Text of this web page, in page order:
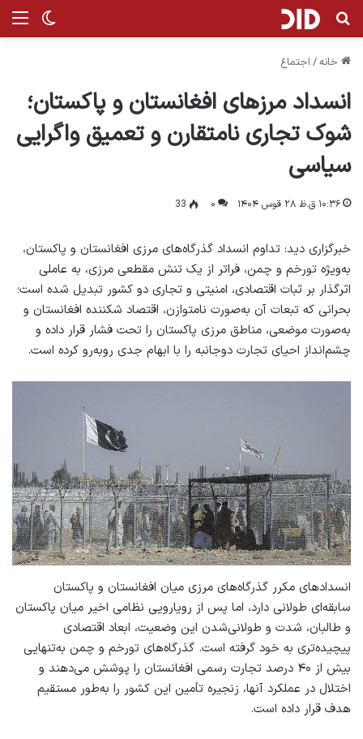
تغییر جستجو برای
خانه/ اجتماع
انسداد مرزهای افغانستان و پاکستان؛
شوک تجاری نامتقارن و تعمیق واگرایی
سیاسی
۱۰:۳۶ ق.ظ ۲۸ قوس ۱۴۰۴ ۰ 33
خبرگزاری دید: تداوم انسداد گذرگاه‌های مرزی افغانستان و پاکستان،
به‌ویژه تورخم و چمن، فراتر از یک تنش مقطعی مرزی، به عاملی
اثرگذار بر ثبات اقتصادی، امنیتی و تجاری دو کشور تبدیل شده است؛
بحرانی که تبعات آن به‌صورت نامتوازن، اقتصاد شکننده افغانستان و
به‌صورت موضعی، مناطق مرزی پاکستان را تحت فشار قرار داده و
چشم‌انداز احیای تجارت دوجانبه را با ابهام جدی روبه‌رو کرده است.
انسدادهای مکرر گذرگاه‌های مرزی میان افغانستان و پاکستان
سابقه‌ای طولانی دارد، اما پس از رویارویی نظامی اخیر میان پاکستان
و طالبان، شدت و طولانی‌شدن این وضعیت، ابعاد اقتصادی
پیچیده‌تری به خود گرفته است. گذرگاه‌های تورخم و چمن به‌تنهایی
بیش از ۴۰ درصد تجارت رسمی افغانستان را پوشش می‌دهند و
اختلال در عملکرد آنها، زنجیره تأمین این کشور را به‌طور مستقیم
هدف قرار داده است.